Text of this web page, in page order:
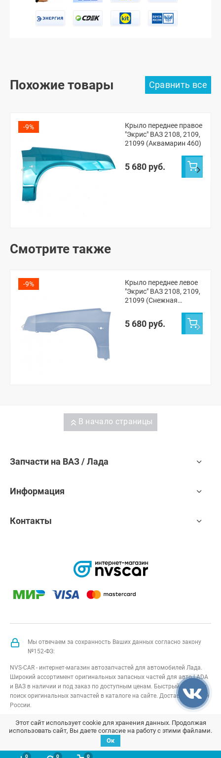
0 0 0
Похожие товары
-9%
Крыло переднее правое
"Экрис" ВАЗ 2108, 2109,
21099 (Аквамарин 460)
5 680 руб.
Смотрите также
-9%
Крыло переднее левое
"Экрис" ВАЗ 2108, 2109,
21099 (Снежная
5 680 руб.
В начало страницы
Запчасти на ВАЗ / Лада
Информация
Контакты
Мы отвечаем за сохранность Ваших данных согласно закону
№152-ФЗ:
NVS-CAR - интернет-магазин автозапчастей для автомобилей Лада.
Широкий ассортимент оригинальных запасных частей для авто LADA
и ВАЗ в наличии и под заказ по доступным ценам. Быстрый подбор и
поиск оригинальных запчастей в каталоге на сайте. Доставка по всей
России.
NVS-CAR© 2014 –2026Все права защищеныкарта сайта;
Договор оферта; Политика конфиденциальности
Этот сайт использует cookie для хранения данных. Продолжая
использовать сайт, Вы даете согласие на работу с этими файлами.
Ок